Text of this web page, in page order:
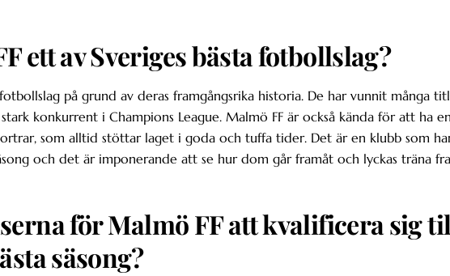
ett av Sveriges bästa fotbollslag?
på grund av deras framgångsrika historia. De har vunnit många
konkurrent i Champions League. Malmö FF är också kända för att ha en
som alltid stöttar laget i goda och tuffa tider. Det är en klubb som
och det är imponerande att se hur dom går framåt och lyckas träna
för Malmö FF att kvalificera sig
säsong?